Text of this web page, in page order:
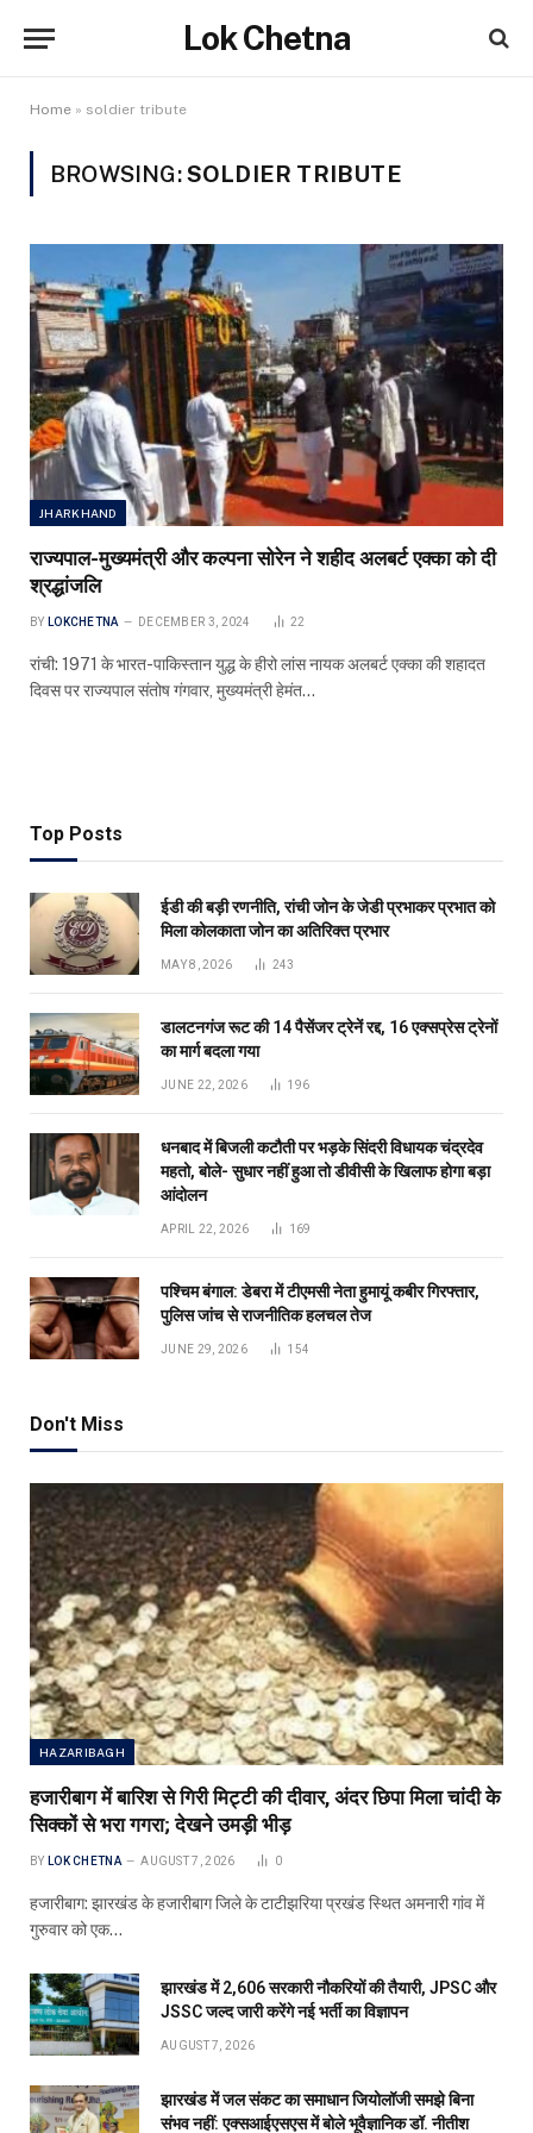
Lok Chetna
Home » soldier tribute
BROWSING:SOLDIER TRIBUTE
JHARKHAND
राज्यपाल-मुख्यमंत्री और कल्पना सोरेन ने शहीद अलबर्ट एक्का को दी
श्रद्धांजलि
BY LOKCHETNA DECEMBER 3, 2024 22
रांची: 1971 के भारत-पाकिस्तान युद्ध के हीरो लांस नायक अलबर्ट एक्का की शहादत
दिवस पर राज्यपाल संतोष गंगवार, मुख्यमंत्री हेमंत…
Top Posts
ईडी की बड़ी रणनीति, रांची जोन के जेडी प्रभाकर प्रभात को
मिला कोलकाता जोन का अतिरिक्त प्रभार
MAY 8, 2026 243
डालटनगंज रूट की 14 पैसेंजर ट्रेनें रद्द, 16 एक्सप्रेस ट्रेनों
का मार्ग बदला गया
JUNE 22, 2026 196
धनबाद में बिजली कटौती पर भड़के सिंदरी विधायक चंद्रदेव
महतो, बोले- सुधार नहीं हुआ तो डीवीसी के खिलाफ होगा बड़ा
आंदोलन
APRIL 22, 2026 169
पश्चिम बंगाल: डेबरा में टीएमसी नेता हुमायूं कबीर गिरफ्तार,
पुलिस जांच से राजनीतिक हलचल तेज
JUNE 29, 2026 154
Don't Miss
HAZARIBAGH
हजारीबाग में बारिश से गिरी मिट्टी की दीवार, अंदर छिपा मिला चांदी के
सिक्कों से भरा गगरा; देखने उमड़ी भीड़
BY LOK CHETNA AUGUST 7, 2026 0
हजारीबाग: झारखंड के हजारीबाग जिले के टाटीझरिया प्रखंड स्थित अमनारी गांव में
गुरुवार को एक…
झारखंड में 2,606 सरकारी नौकरियों की तैयारी, JPSC और
JSSC जल्द जारी करेंगे नई भर्ती का विज्ञापन
AUGUST 7, 2026
झारखंड में जल संकट का समाधान जियोलॉजी समझे बिना
संभव नहीं: एक्सआईएसएस में बोले भूवैज्ञानिक डॉ. नीतीश